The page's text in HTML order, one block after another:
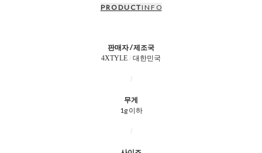
P R O D U C TI N F O
판매자 / 제조국
4XTYLE / 대한민국
/
무게
1g 이하
/